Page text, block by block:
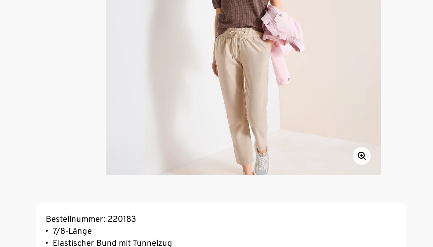
Bestellnummer: 220183
7/8-Länge
Elastischer Bund mit Tunnelzug